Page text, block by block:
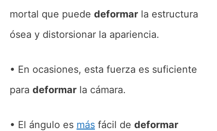
mortal que puede deformar la estructura
ósea y distorsionar la apariencia.
En ocasiones, esta fuerza es suficiente
para deformar la cámara.
El ángulo es más fácil de deformar